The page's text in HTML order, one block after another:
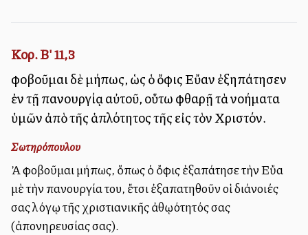
Κορ. Β' 11,3
φοβοῦμαι δὲ μήπως, ὡς ὁ ὄφις Εὔαν ἐξηπάτησεν
ἐν τῇ πανουργίᾳ αὐτοῦ, οὕτω φθαρῇ τὰ νοήματα
ὑμῶν ἀπὸ τῆς ἁπλότητος τῆς εἰς τὸν Χριστόν.
Σωτηρόπουλου
Ἀλλὰ φοβοῦμαι μήπως, ὅπως ὁ ὄφις ἐξαπάτησε τὴν Εὔα
μὲ τὴν πανουργία του, ἔτσι ἐξαπατηθοῦν οἱ διάνοιές
σας λόγῳ τῆς χριστιανικῆς ἀθῳότητός σας
(ἀπονηρευσίας σας).